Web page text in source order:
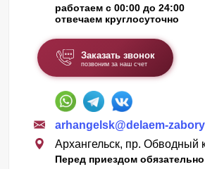
работаем с 00:00 до 24:00
отвечаем круглосуточно
Заказать звонок
позвоним за наш счет
arhangelsk@delaem-
Архангельск, пр. Обводный
Перед приездом